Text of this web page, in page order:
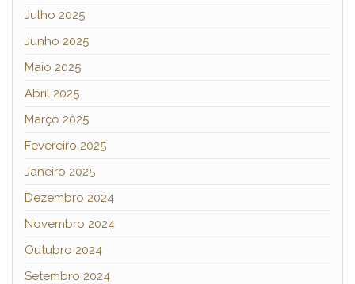
Julho 2025
Junho 2025
Maio 2025
Abril 2025
Março 2025
Fevereiro 2025
Janeiro 2025
Dezembro 2024
Novembro 2024
Outubro 2024
Setembro 2024